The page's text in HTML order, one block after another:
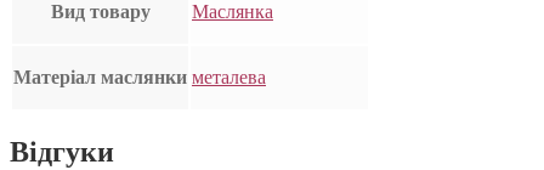
Вид товару Маслянка
Матеріал маслянки металева
Відгуки